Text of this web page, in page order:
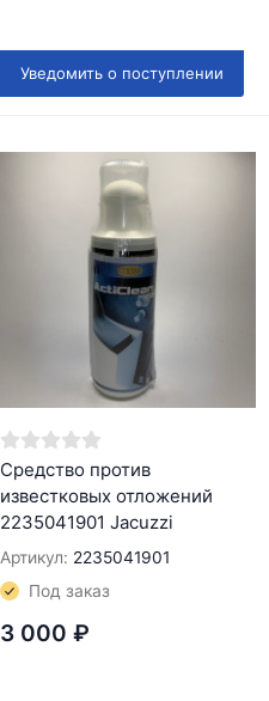
Уведомить о поступлении
Средство против
известковых отложений
2235041901 Jacuzzi
Артикул: 2235041901
Под заказ
3 000 ₽